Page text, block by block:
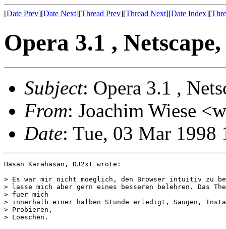
[Date Prev][Date Next][Thread Prev][Thread Next][Date Index][
Opera 3.1 ,
Subject: Opera 3.1 ,
From: Joachim Wiese
Date: Tue, 03 Mar 1998
Hasan Karahasan, DJ2xt wrote:
> Es war mir nicht moeglich, den Browser intuitiv zu
> lasse mich aber gern eines besseren belehren. Das
> fuer mich
> innerhalb einer halben Stunde erledigt, Saugen,
> Probieren,
> Loeschen.